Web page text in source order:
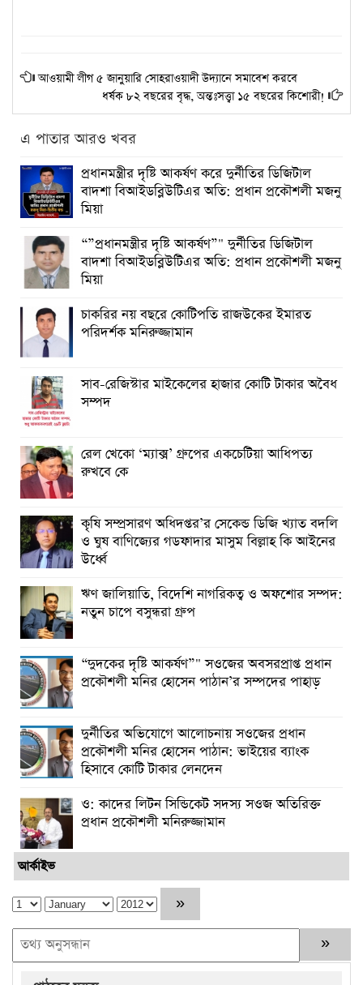
আওয়ামী লীগ ৫ জানুয়ারি সোহরাওয়াদী উদ্যানে সমাবেশ করবে
ধর্ষক ৮২ বছরের বৃদ্ধ, অন্তঃসত্ত্বা ১৫ বছরের কিশোরী!
এ পাতার আরও খবর
প্রধানমন্ত্রীর দৃষ্টি আকর্ষণ করে দুর্নীতির ডিজিটাল
বাদশা বিআইডব্লিউটিএর অতি: প্রধান প্রকৌশলী মজনু
মিয়া
“”প্রধানমন্ত্রীর দৃষ্টি আকর্ষণ”" দুর্নীতির ডিজিটাল
বাদশা বিআইডব্লিউটিএর অতি: প্রধান প্রকৌশলী মজনু
মিয়া
চাকরির নয় বছরে কোটিপতি রাজউকের ইমারত
পরিদর্শক মনিরুজ্জামান
সাব-রেজিস্টার মাইকেলের হাজার কোটি টাকার অবৈধ
সম্পদ
রেল খেকো ‘ম্যাক্স’ গ্রুপের একচেটিয়া আধিপত্য
রুখবে কে
কৃষি সম্প্রসারণ অধিদপ্তর’র সেকেন্ড ডিজি খ্যাত বদলি
ও ঘুষ বাণিজ্যের গডফাদার মাসুম বিল্লাহ কি আইনের
উর্ধ্বে
ঋণ জালিয়াতি, বিদেশি নাগরিকত্ব ও অফশোর সম্পদ:
নতুন চাপে বসুন্ধরা গ্রুপ
“দুদকের দৃষ্টি আকর্ষণ”" সওজের অবসরপ্রাপ্ত প্রধান
প্রকৌশলী মনির হোসেন পাঠান’র সম্পদের পাহাড়
দুর্নীতির অভিযোগে আলোচনায় সওজের প্রধান
প্রকৌশলী মনির হোসেন পাঠান: ভাইয়ের ব্যাংক
হিসাবে কোটি টাকার লেনদেন
ও: কাদের লিটন সিন্ডিকেট সদস্য সওজ অতিরিক্ত
প্রধান প্রকৌশলী মনিরুজ্জামান
আর্কাইভ